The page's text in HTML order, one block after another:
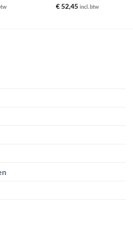
€52,45 incl. btw